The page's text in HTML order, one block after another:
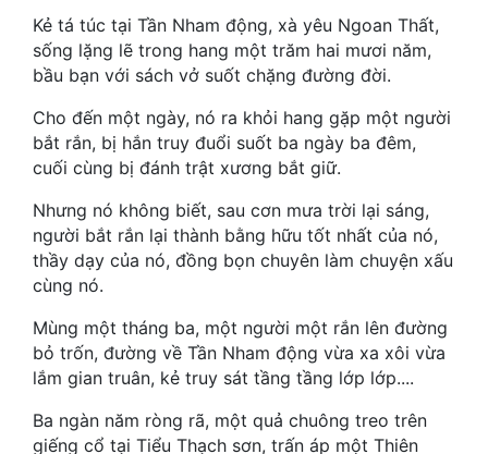
Kiếm Hiệp
Kỳ Huyễn
Kỳ Ảo
Linh Dị
Làm Giàu
Lịch Sử
Mưu Mô
Mạt Thế
Mỹ Thực
Ngôn Tình
Kẻ tá túc tại Tần Nham động, xà yêu Ngoan Thất,
sống lặng lẽ trong hang một trăm hai mươi năm,
bầu bạn với sách vở suốt chặng đường đời.
Cho đến một ngày, nó ra khỏi hang gặp một người
bắt rắn, bị hắn truy đuổi suốt ba ngày ba đêm,
cuối cùng bị đánh trật xương bắt giữ.
Nhưng nó không biết, sau cơn mưa trời lại sáng,
người bắt rắn lại thành bằng hữu tốt nhất của nó,
thầy dạy của nó, đồng bọn chuyên làm chuyện xấu
cùng nó.
Mùng một tháng ba, một người một rắn lên đường
bỏ trốn, đường về Tần Nham động vừa xa xôi vừa
lắm gian truân, kẻ truy sát tầng tầng lớp lớp....
Ba ngàn năm ròng rã, một quả chuông treo trên
giếng cổ tại Tiểu Thạch sơn, trấn áp một Thiên